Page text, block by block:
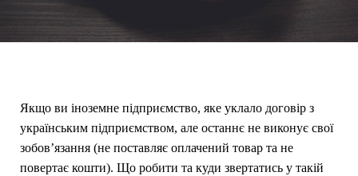
Якщо ви іноземне підприємство, яке уклало договір з
українським підприємством, але останнє не виконує свої
зобов’язання (не поставляє оплачений товар та не
повертає кошти). Що робити та куди звертатись у такій